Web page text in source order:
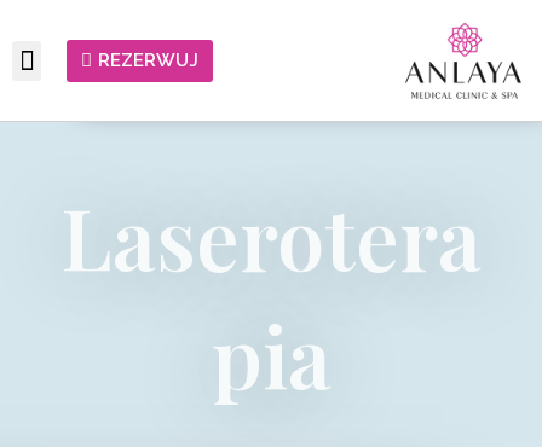
REZERWUJ
Laserotera
Pia